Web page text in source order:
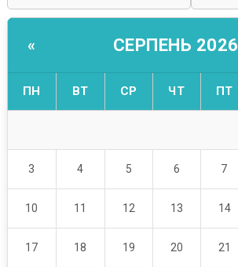
« СЕРПЕНЬ 2026
ПН ВТ СР ЧТ ПТ
3 4 5 6 7
10 11 12 13 14
17 18 19 20 21